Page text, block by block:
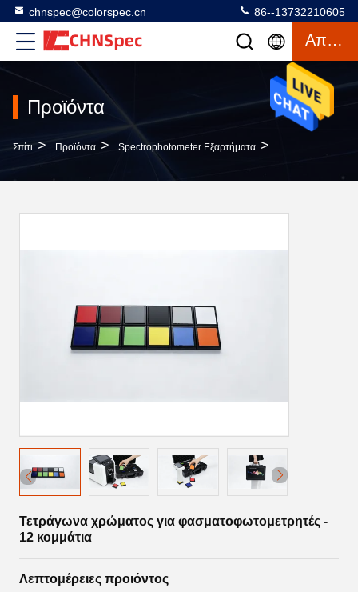
chnspec@colorspec.cn 86--13732210605
Απόσπασμα
Προϊόντα
Σπίτι > Προϊόντα > Spectrophotometer Εξαρτήματα >
Τετράγωνα χρώματος για φασματοφωτομετρητές -
12 κομμάτια
Λεπτομέρειες προιόντος